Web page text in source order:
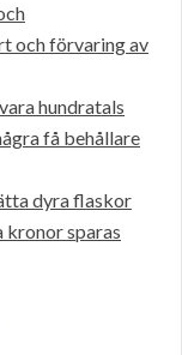
och förvaring av
hundratals
få behållare
dyra flaskor
kronor sparas